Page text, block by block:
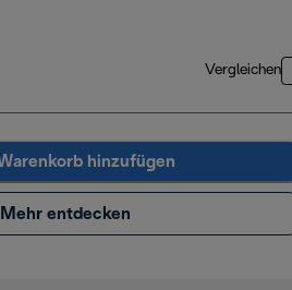
Vergleichen
hinzufügen
Mehr entdecken